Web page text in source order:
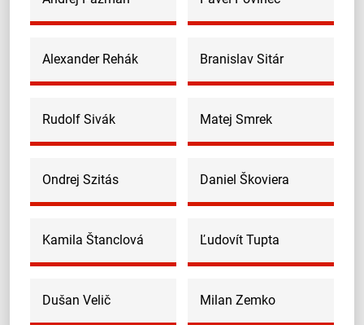
Alexander Rehák Branislav Sitár
Rudolf Sivák Matej Smrek
Ondrej Szitás Daniel Škoviera
Kamila Štanclová Ľudovít Tupta
Dušan Velič Milan Zemko